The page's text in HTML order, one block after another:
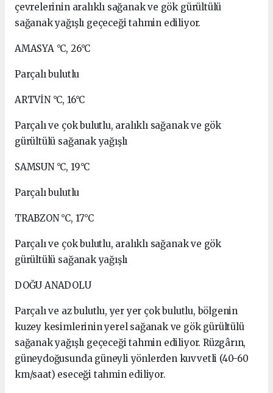
çevrelerinin aralıklı sağanak ve gök gürültülü
sağanak yağışlı geçeceği tahmin ediliyor.
AMASYA °C, 26°C
Parçalı bulutlu
ARTVİN °C, 16°C
Parçalı ve çok bulutlu, aralıklı sağanak ve gök
gürültülü sağanak yağışlı
SAMSUN °C, 19°C
Parçalı bulutlu
TRABZON °C, 17°C
Parçalı ve çok bulutlu, aralıklı sağanak ve gök
gürültülü sağanak yağışlı
DOĞU ANADOLU
Parçalı ve az bulutlu, yer yer çok bulutlu, bölgenin
kuzey kesimlerinin yerel sağanak ve gök gürültülü
sağanak yağışlı geçeceği tahmin ediliyor. Rüzgârın,
güneydoğusunda güneyli yönlerden kuvvetli (40-60
km/saat) eseceği tahmin ediliyor.